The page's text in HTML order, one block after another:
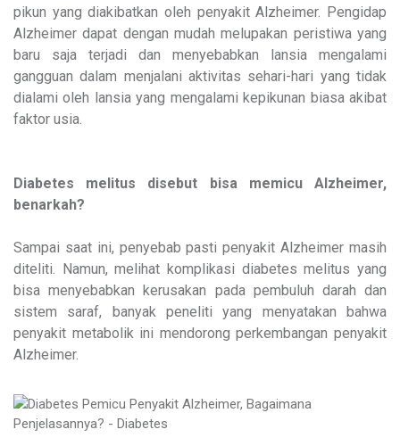
pikun yang diakibatkan oleh penyakit Alzheimer. Pengidap
Alzheimer dapat dengan mudah melupakan peristiwa yang
baru saja terjadi dan menyebabkan lansia mengalami
gangguan dalam menjalani aktivitas sehari-hari yang tidak
dialami oleh lansia yang mengalami kepikunan biasa akibat
faktor usia.
Diabetes melitus disebut bisa memicu Alzheimer,
benarkah?
Sampai saat ini, penyebab pasti penyakit Alzheimer masih
diteliti. Namun, melihat komplikasi diabetes melitus yang
bisa menyebabkan kerusakan pada pembuluh darah dan
sistem saraf, banyak peneliti yang menyatakan bahwa
penyakit metabolik ini mendorong perkembangan penyakit
Alzheimer.